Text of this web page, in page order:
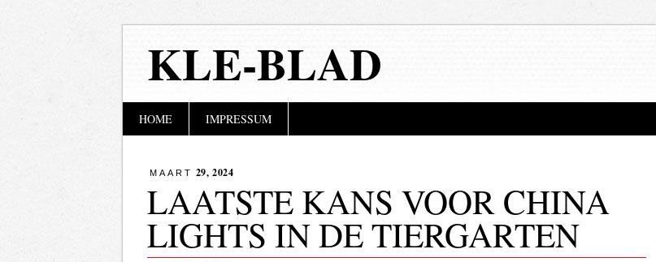
KLE-BLAD
Hoofdmenu
HOME IMPRESSUM
MAART 29, 2024
LAATSTE KANS VOOR CHINA
LIGHTS IN DE TIERGARTEN